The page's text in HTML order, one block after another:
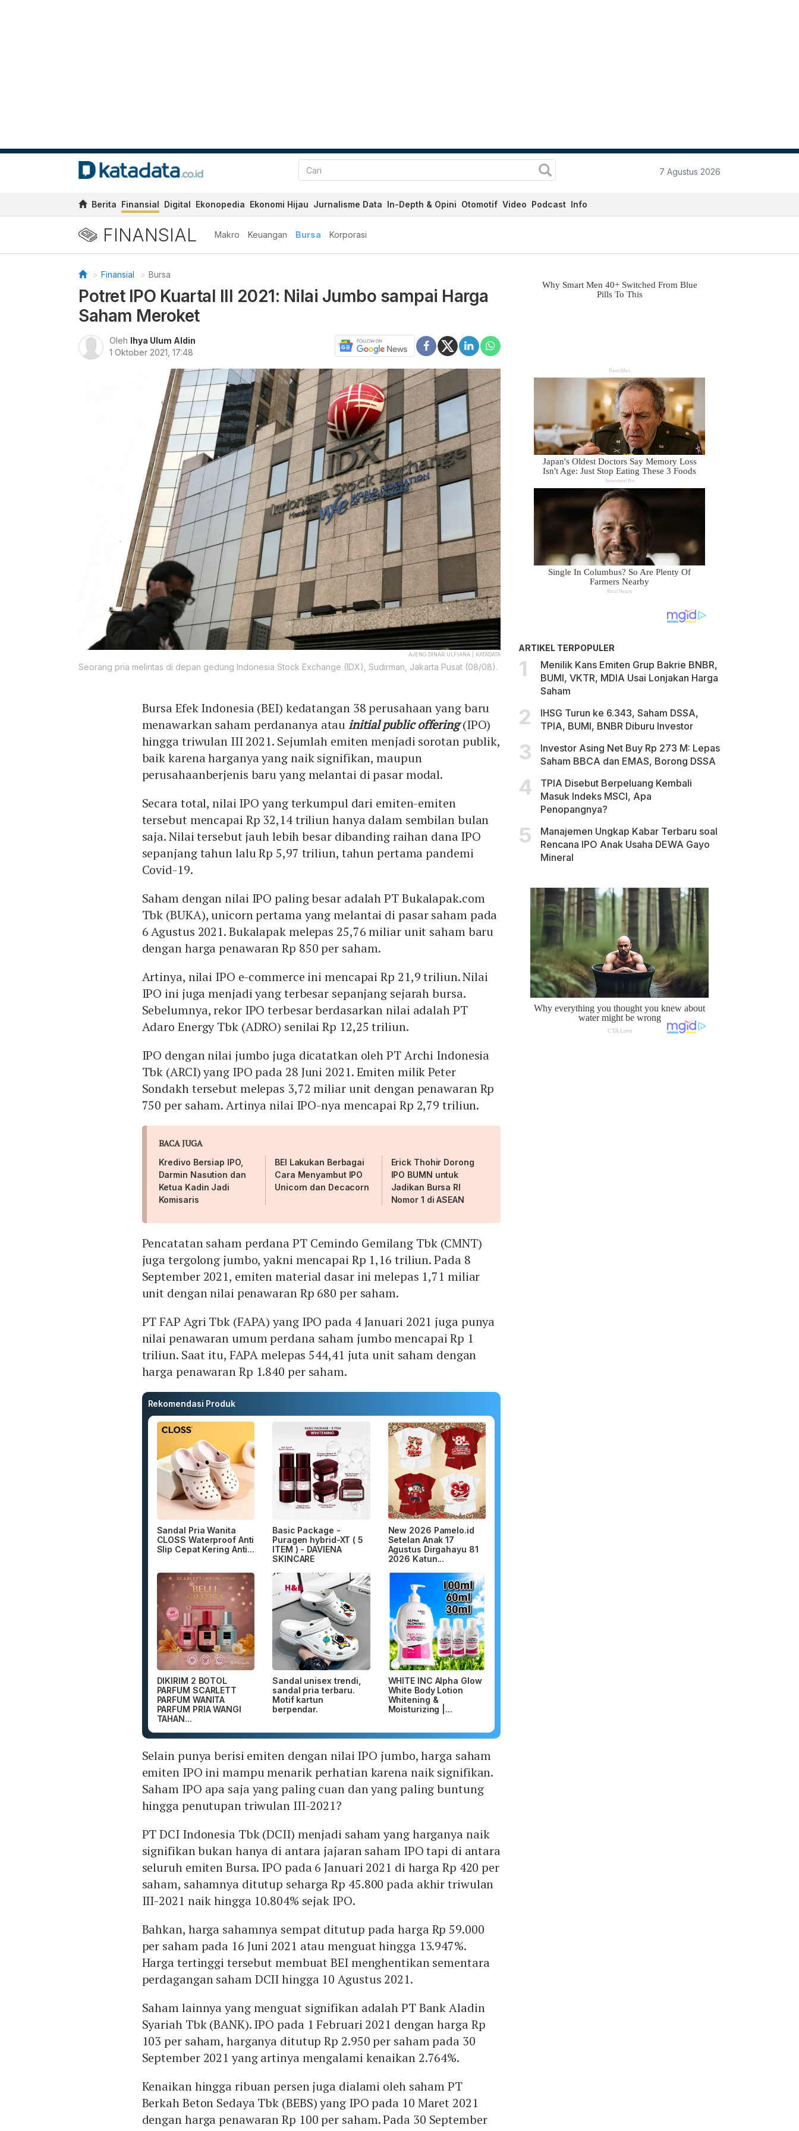
7 Agustus 2026
Berita Finansial Digital Ekonopedia Ekonomi Hijau Jurnalisme Data In-Depth & Opini Otomotif Video Podcast Info
FINANSIAL Makro Keuangan Bursa Korporasi
Finansial Bursa
Potret IPO Kuartal III 2021: Nilai Jumbo sampai Harga
Saham Meroket
Oleh Ihya Ulum Aldin
1 Oktober 2021, 17:48
AJENG DINAR ULFIANA | KATADATA
Seorang pria melintas di depan gedung Indonesia Stock Exchange (IDX), Sudirman, Jakarta Pusat (08/08).
Bursa Efek Indonesia (BEI) kedatangan 38 perusahaan yang baru
menawarkan saham perdananya atauinitial public offering (IPO)
hingga triwulan III 2021. Sejumlah emiten menjadi sorotan publik,
baik karena harganya yang naik signifikan, maupun
perusahaanberjenis baru yang melantai di pasar modal.
Secara total, nilai IPO yang terkumpul dari emiten-emiten
tersebut mencapai Rp 32,14 triliun hanya dalam sembilan bulan
saja. Nilai tersebut jauh lebih besar dibanding raihan dana IPO
sepanjang tahun lalu Rp 5,97 triliun, tahun pertama pandemi
Covid-19.
Saham dengan nilai IPO paling besar adalah PT Bukalapak.com
Tbk (BUKA), unicorn pertama yang melantai di pasar saham pada
6 Agustus 2021. Bukalapak melepas 25,76 miliar unit saham baru
dengan harga penawaran Rp 850 per saham.
Artinya, nilai IPO e-commerce ini mencapai Rp 21,9 triliun. Nilai
IPO ini juga menjadi yang terbesar sepanjang sejarah bursa.
Sebelumnya, rekor IPO terbesar berdasarkan nilai adalah PT
Adaro Energy Tbk (ADRO) senilai Rp 12,25 triliun.
IPO dengan nilai jumbo juga dicatatkan oleh PT Archi Indonesia
Tbk (ARCI) yang IPO pada 28 Juni 2021. Emiten milik Peter
Sondakh tersebut melepas 3,72 miliar unit dengan penawaran Rp
750 per saham. Artinya nilai IPO-nya mencapai Rp 2,79 triliun.
BACA JUGA
Kredivo Bersiap IPO,
Darmin Nasution dan
Ketua Kadin Jadi
Komisaris
BEI Lakukan Berbagai
Cara Menyambut IPO
Unicorn dan Decacorn
Erick Thohir Dorong
IPO BUMN untuk
Jadikan Bursa RI
Nomor 1 di ASEAN
Pencatatan saham perdana PT Cemindo Gemilang Tbk (CMNT)
juga tergolong jumbo, yakni mencapai Rp 1,16 triliun. Pada 8
September 2021, emiten material dasar ini melepas 1,71 miliar
unit dengan nilai penawaran Rp 680 per saham.
PT FAP Agri Tbk (FAPA) yang IPO pada 4 Januari 2021 juga punya
nilai penawaran umum perdana saham jumbo mencapai Rp 1
triliun. Saat itu, FAPA melepas 544,41 juta unit saham dengan
harga penawaran Rp 1.840 per saham.
Rekomendasi Produk
Sandal Pria Wanita
CLOSS Waterproof Anti
Slip Cepat Kering Anti...
Basic Package -
Puragen hybrid-XT ( 5
ITEM ) - DAVIENA
SKINCARE
New 2026 Pamelo.id
Setelan Anak 17
Agustus Dirgahayu 81
2026 Katun...
DIKIRIM 2 BOTOL
PARFUM SCARLETT
PARFUM WANITA
PARFUM PRIA WANGI
TAHAN...
Sandal unisex trendi,
sandal pria terbaru.
Motif kartun
berpendar.
WHITE INC Alpha Glow
White Body Lotion
Whitening &
Moisturizing |...
Selain punya berisi emiten dengan nilai IPO jumbo, harga saham
emiten IPO ini mampu menarik perhatian karena naik signifikan.
Saham IPO apa saja yang paling cuan dan yang paling buntung
hingga penutupan triwulan III-2021?
PT DCI Indonesia Tbk (DCII) menjadi saham yang harganya naik
signifikan bukan hanya di antara jajaran saham IPO tapi di antara
seluruh emiten Bursa. IPO pada 6 Januari 2021 di harga Rp 420 per
saham, sahamnya ditutup seharga Rp 45.800 pada akhir triwulan
III-2021 naik hingga 10.804% sejak IPO.
Bahkan, harga sahamnya sempat ditutup pada harga Rp 59.000
per saham pada 16 Juni 2021 atau menguat hingga 13.947%.
Harga tertinggi tersebut membuat BEI menghentikan sementara
perdagangan saham DCII hingga 10 Agustus 2021.
Saham lainnya yang menguat signifikan adalah PT Bank Aladin
Syariah Tbk (BANK). IPO pada 1 Februari 2021 dengan harga Rp
103 per saham, harganya ditutup Rp 2.950 per saham pada 30
September 2021 yang artinya mengalami kenaikan 2.764%.
Kenaikan hingga ribuan persen juga dialami oleh saham PT
Berkah Beton Sedaya Tbk (BEBS) yang IPO pada 10 Maret 2021
dengan harga penawaran Rp 100 per saham. Pada 30 September
ARTIKEL TERPOPULER
Menilik Kans Emiten Grup Bakrie BNBR,
BUMI, VKTR, MDIA Usai Lonjakan Harga
Saham
IHSG Turun ke 6.343, Saham DSSA,
TPIA, BUMI, BNBR Diburu Investor
Investor Asing Net Buy Rp 273 M: Lepas
Saham BBCA dan EMAS, Borong DSSA
TPIA Disebut Berpeluang Kembali
Masuk Indeks MSCI, Apa
Penopangnya?
Manajemen Ungkap Kabar Terbaru soal
Rencana IPO Anak Usaha DEWA Gayo
Mineral